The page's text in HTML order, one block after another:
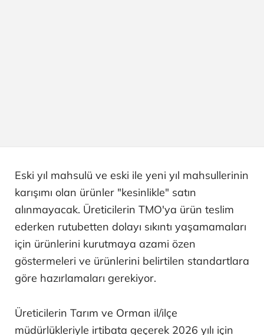
Eski yıl mahsulü ve eski ile yeni yıl mahsullerinin
karışımı olan ürünler "kesinlikle" satın
alınmayacak. Üreticilerin TMO'ya ürün teslim
ederken rutubetten dolayı sıkıntı yaşamamaları
için ürünlerini kurutmaya azami özen
göstermeleri ve ürünlerini belirtilen standartlara
göre hazırlamaları gerekiyor.
Üreticilerin Tarım ve Orman il/ilçe
müdürlükleriyle irtibata geçerek 2026 yılı için